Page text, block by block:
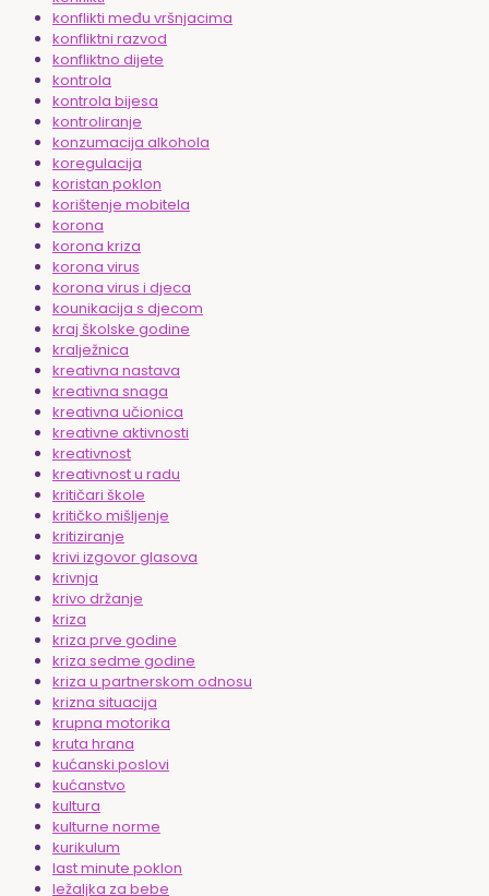
konflikti među vršnjacima
konfliktni razvod
konfliktno dijete
kontrola
kontrola bijesa
kontroliranje
konzumacija alkohola
koregulacija
koristan poklon
korištenje mobitela
korona
korona kriza
korona virus
korona virus i djeca
kounikacija s djecom
kraj školske godine
kralježnica
kreativna nastava
kreativna snaga
kreativna učionica
kreativne aktivnosti
kreativnost
kreativnost u radu
kritičari škole
kritičko mišljenje
kritiziranje
krivi izgovor glasova
krivnja
krivo držanje
kriza
kriza prve godine
kriza sedme godine
kriza u partnerskom odnosu
krizna situacija
krupna motorika
kruta hrana
kućanski poslovi
kućanstvo
kultura
kulturne norme
kurikulum
last minute poklon
ležaljka za bebe